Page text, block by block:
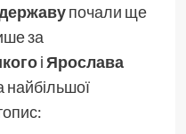
почали ще
за
і Ярослава